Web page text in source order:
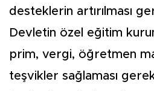
desteklerin artırılması
Devletin özel eğitim
prim, vergi, öğretmen
teşvikler sağlaması